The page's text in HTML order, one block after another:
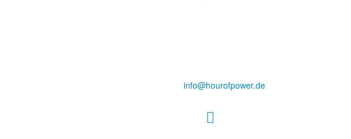
info@hourofpower.de